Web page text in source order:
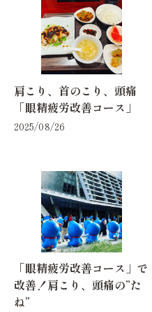
肩こり、首のこり、頭痛
「眼精疲労改善コース」
2025/08/26
「眼精疲労改善コース」で
改善！肩こり、頭痛の”た
ね”